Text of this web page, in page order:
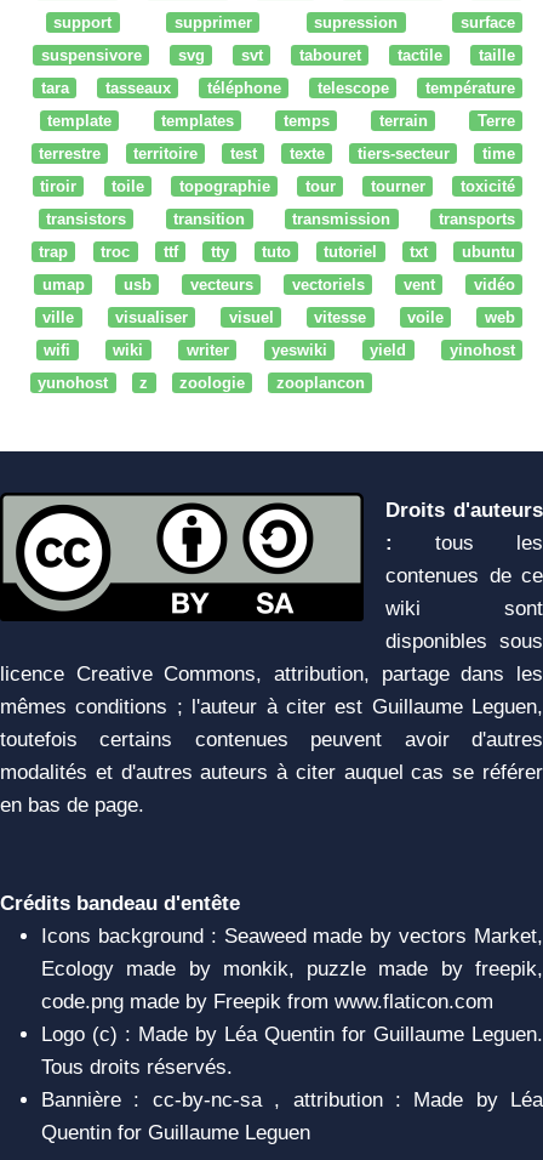
support
supprimer supression
surface
suspensivore
svg svt tabouret tactile
taille
tara
tasseaux téléphone telescope
température
template
templates temps terrain
Terre
terrestre
territoire test texte tiers-secteur
time
tiroir
toile topographie tour tourner
toxicité
transistors
transition transmission
transports
trap
troc ttf tty tuto tutoriel txt
ubuntu
umap
usb vecteurs vectoriels vent
vidéo
ville
visualiser visuel vitesse voile
web
wifi
wiki writer yeswiki yield
yinohost
yunohost
z zoologie zooplancon
Droits d'auteurs
:
tous les
contenues de ce
wiki sont
disponibles sous
licence Creative Commons, attribution, partage dans les
mêmes conditions ; l'auteur à citer est Guillaume Leguen,
toutefois certains contenues peuvent avoir d'autres
modalités et d'autres auteurs à citer auquel cas se référer
en bas de page.
Crédits bandeau d'entête
Icons background : Seaweed made by vectors Market,
Ecology made by monkik, puzzle made by freepik,
code.png made by Freepik from www.flaticon.com
Logo (c) : Made by Léa Quentin for Guillaume Leguen.
Tous droits réservés.
Bannière : cc-by-nc-sa , attribution : Made by Léa
Quentin for Guillaume Leguen